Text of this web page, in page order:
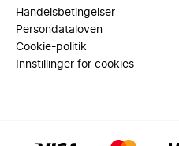
Handelsbetingelser
Persondataloven
Cookie-politik
Innstillinger for cookies